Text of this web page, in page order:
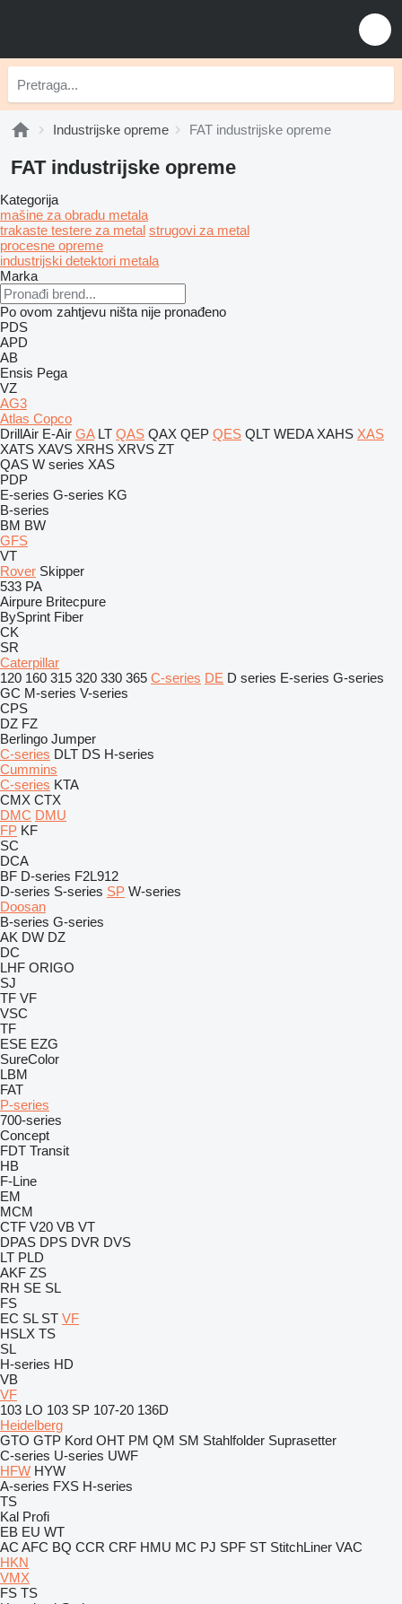
Industrijske opreme FAT industrijske opreme
FAT industrijske opreme
Kategorija
mašine za obradu metala
trakaste testere za metal strugovi za metal
procesne opreme
industrijski detektori metala
Marka
Po ovom zahtjevu ništa nije pronađeno
PDS
APD
AB
Ensis Pega
VZ
AG3
Atlas Copco
DrillAir E-Air GA LT QAS QAX QEP QES QLT WEDA XAHS XAS
XATS XAVS XRHS XRVS ZT
QAS W series XAS
PDP
E-series G-series KG
B-series
BM BW
GFS
VT
Rover Skipper
533 PA
Airpure Britecpure
BySprint Fiber
CK
SR
Caterpillar
120 160 315 320 330 365 C-series DE D series E-series G-series
GC M-series V-series
CPS
DZ FZ
Berlingo Jumper
C-series DLT DS H-series
Cummins
C-series KTA
CMX CTX
DMC DMU
FP KF
SC
DCA
BF D-series F2L912
D-series S-series SP W-series
Doosan
B-series G-series
AK DW DZ
DC
LHF ORIGO
SJ
TF VF
VSC
TF
ESE EZG
SureColor
LBM
FAT
P-series
700-series
Concept
FDT Transit
HB
F-Line
EM
MCM
CTF V20 VB VT
DPAS DPS DVR DVS
LT PLD
AKF ZS
RH SE SL
FS
EC SL ST VF
HSLX TS
SL
H-series HD
VB
VF
103 LO 103 SP 107-20 136D
Heidelberg
GTO GTP Kord OHT PM QM SM Stahlfolder Suprasetter
C-series U-series UWF
HFW HYW
A-series FXS H-series
TS
Kal Profi
EB EU WT
AC AFC BQ CCR CRF HMU MC PJ SPF ST StitchLiner VAC
HKN
VMX
FS TS